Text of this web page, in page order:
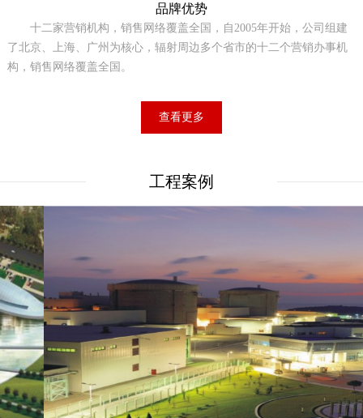
品牌优势
十二家营销机构，销售网络覆盖全国，自2005年开始，公司组建
了北京、上海、广州为核心，辐射周边多个省市的十二个营销办事机
构，销售网络覆盖全国。
查看更多
工程案例